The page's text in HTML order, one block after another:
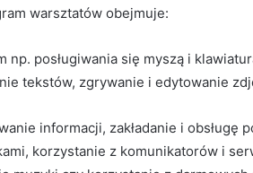
warsztatów obejmuje:
posługiwania się myszą i
tekstów, zgrywanie i edytowanie
informacji, zakładanie i obsługę
korzystanie z komunikatorów i